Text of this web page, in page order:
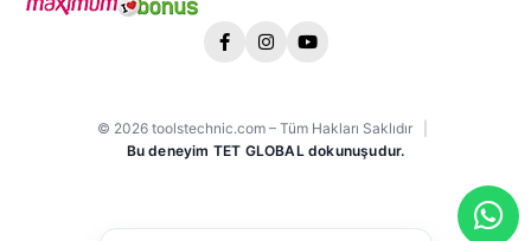
© 2026 toolstechnic.com – Tüm Hakları Saklıdır
Bu deneyim TET GLOBAL dokunuşudur.